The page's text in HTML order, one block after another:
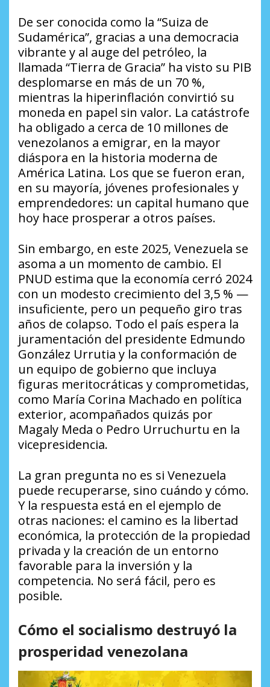
De ser conocida como la “Suiza de
Sudamérica”, gracias a una democracia
vibrante y al auge del petróleo, la
llamada “Tierra de Gracia” ha visto su PIB
desplomarse en más de un 70 %,
mientras la hiperinflación convirtió su
moneda en papel sin valor. La catástrofe
ha obligado a cerca de 10 millones de
venezolanos a emigrar, en la mayor
diáspora en la historia moderna de
América Latina. Los que se fueron eran,
en su mayoría, jóvenes profesionales y
emprendedores: un capital humano que
hoy hace prosperar a otros países.
Sin embargo, en este 2025, Venezuela se
asoma a un momento de cambio. El
PNUD estima que la economía cerró 2024
con un modesto crecimiento del 3,5 % —
insuficiente, pero un pequeño giro tras
años de colapso. Todo el país espera la
juramentación del presidente Edmundo
González Urrutia y la conformación de
un equipo de gobierno que incluya
figuras meritocráticas y comprometidas,
como María Corina Machado en política
exterior, acompañados quizás por
Magaly Meda o Pedro Urruchurtu en la
vicepresidencia.
La gran pregunta no es si Venezuela
puede recuperarse, sino cuándo y cómo.
Y la respuesta está en el ejemplo de
otras naciones: el camino es la libertad
económica, la protección de la propiedad
privada y la creación de un entorno
favorable para la inversión y la
competencia. No será fácil, pero es
posible.
Cómo el socialismo destruyó la
prosperidad venezolana